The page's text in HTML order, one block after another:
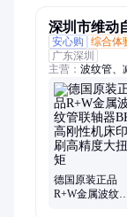
深圳市维动
安心购
综合体
广东深圳
主营： 波纹管、
德国原装正品
R+W金属波纹管